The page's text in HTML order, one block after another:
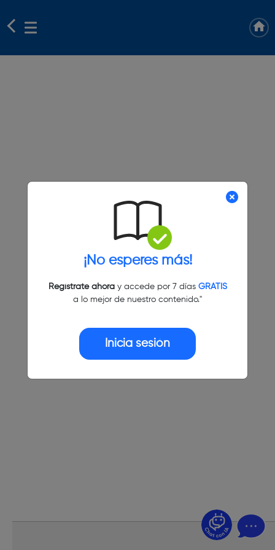
¡No esperes más!
Regístrate ahoray accede por 7 días GRATIS
a lo mejor de nuestro contenido."
Inicia sesión